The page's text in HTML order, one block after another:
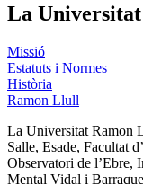
La Universitat
Missió
Estatuts i Normes
Història
Ramon Llull
La Universitat Ramon
Salle, Esade, Facultat
Observatori de l’Ebre,
Mental Vidal i